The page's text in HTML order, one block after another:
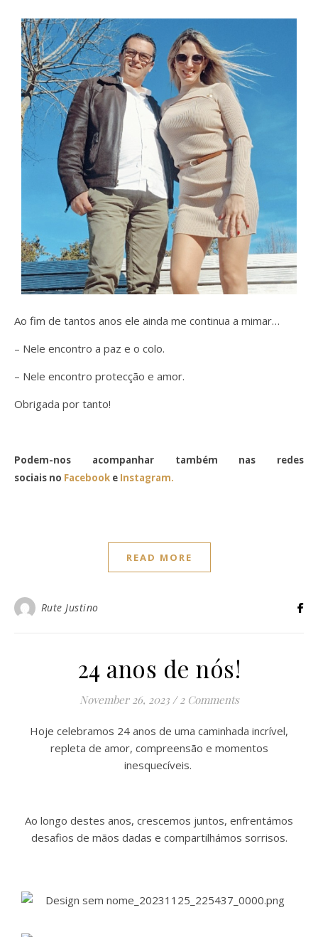
Ao fim de tantos anos ele ainda me continua a mimar…
– Nele encontro a paz e o colo.
– Nele encontro protecção e amor.
Obrigada por tanto!
Podem-nos acompanhar também nas redes
sociais no Facebook e Instagram.
READ MORE
Rute Justino
24 anos de nós!
November 26, 2023 / 2 Comments
Hoje celebramos 24 anos de uma caminhada incrível,
repleta de amor, compreensão e momentos
inesquecíveis.
Ao longo destes anos, crescemos juntos, enfrentámos
desafios de mãos dadas e compartilhámos sorrisos.